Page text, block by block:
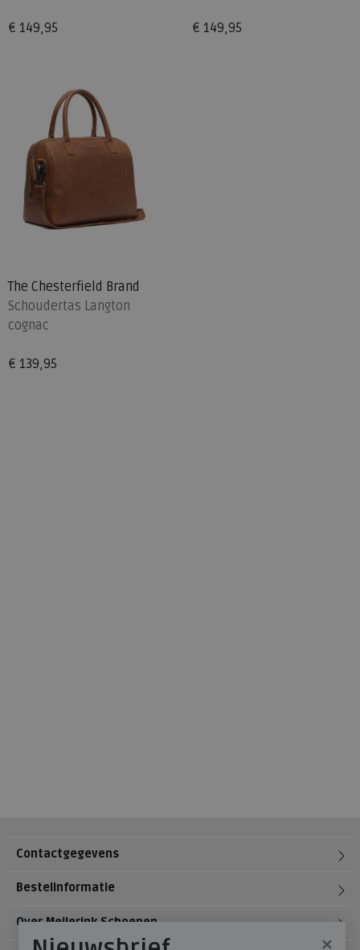
€ 149,95 € 149,95
The Chesterfield Brand
Schoudertas Langton
cognac
€ 139,95
Contactgegevens
Bestelinformatie
Over Meijerink Schoenen
×